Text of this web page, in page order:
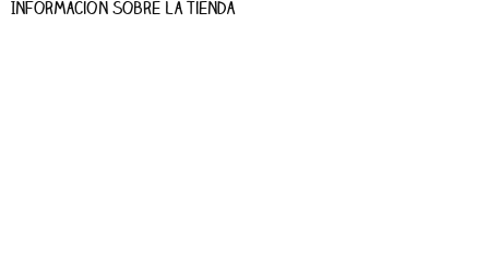
Información sobre la tienda